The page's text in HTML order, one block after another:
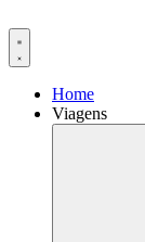
para
Home
Viagens